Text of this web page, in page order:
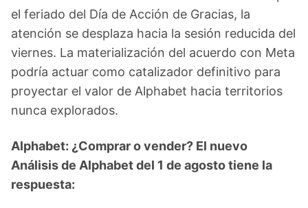
el feriado del Día de Acción de Gracias, la
atención se desplaza hacia la sesión reducida del
viernes. La materialización del acuerdo con Meta
podría actuar como catalizador definitivo para
proyectar el valor de Alphabet hacia territorios
nunca explorados.
Alphabet: ¿Comprar o vender? El nuevo
Análisis de Alphabet del 1 de agosto tiene la
respuesta: